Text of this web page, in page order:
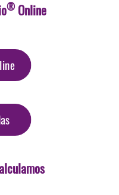
® Online